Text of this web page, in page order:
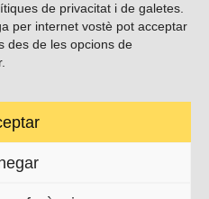
de privacitat i de galetes.
per internet vostè pot acceptar
des de les opcions de
xarxes socials
(baixos), Barcelona.